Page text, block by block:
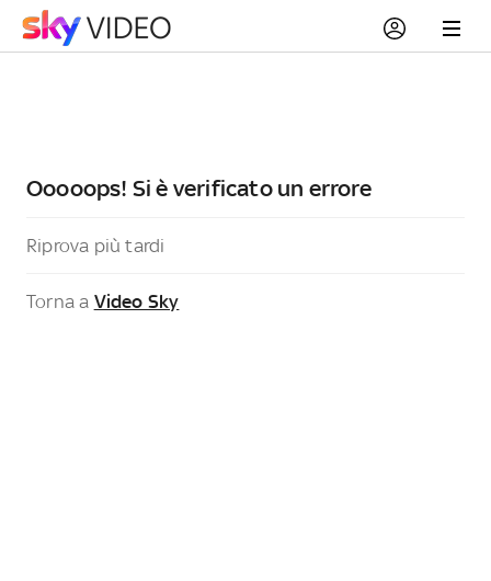
Ooooops! Si è verificato un errore
Riprova più tardi
Torna a Video Sky